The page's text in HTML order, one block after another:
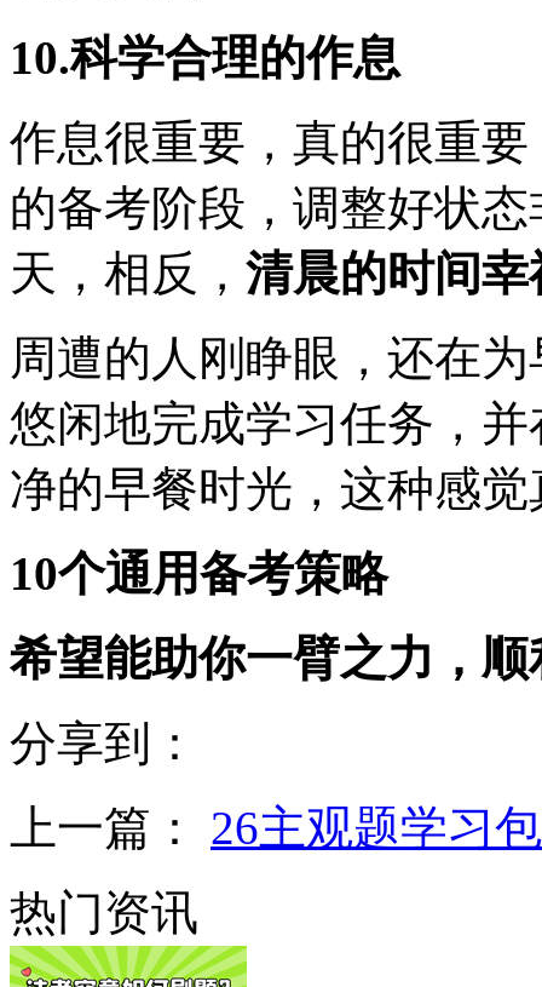
10.科学合理的作息
作息很重要，真的很重
的备考阶段，调整好状
天，相反， 清晨的时间
周遭的人刚睁眼，还在
悠闲地完成学习任务，
净的早餐时光，这种感
10个通用备考策略
希望能助你一臂之力，
分享到：
上一篇：
26主观题学习
热门资讯